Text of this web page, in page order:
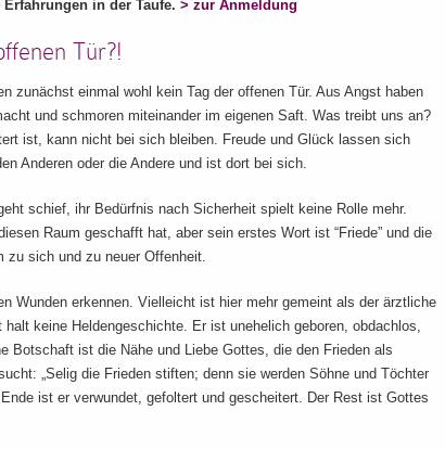
in der Taufe. > zur Anmeldung
Tür?!
zunächst einmal wohl kein Tag der offenen Tür. Aus Angst haben
und schmoren miteinander im eigenen Saft. Was treibt uns an?
ist, kann nicht bei sich bleiben. Freude und Glück lassen sich
Anderen oder die Andere und ist dort bei sich.
schief, ihr Bedürfnis nach Sicherheit spielt keine Rolle mehr.
Raum geschafft hat, aber sein erstes Wort ist “Friede” und die
zu sich und zu neuer Offenheit.
Wunden erkennen. Vielleicht ist hier mehr gemeint als der ärztliche
keine Heldengeschichte. Er ist unehelich geboren, obdachlos,
Botschaft ist die Nähe und Liebe Gottes, die den Frieden als
„Selig die Frieden stiften; denn sie werden Söhne und Töchter
ist er verwundet, gefoltert und gescheitert. Der Rest ist Gottes